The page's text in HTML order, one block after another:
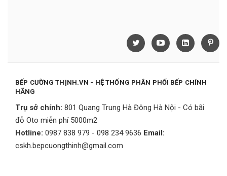
BẾP CƯỜNG THỊNH.VN - HỆ THỐNG PHÂN PHỐI BẾP CHÍNH
HÃNG
Trụ sở chính: 801 Quang Trung Hà Đông Hà Nội - Có bãi
đỗ Oto miễn phí 5000m2
Hotline: 0987 838 979 - 098 234 9636 Email:
cskh.bepcuongthinh@gmail.com